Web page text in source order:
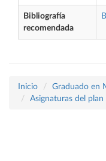
Bibliografía
recomendada
Inicio
Graduado en
Asignaturas del plan